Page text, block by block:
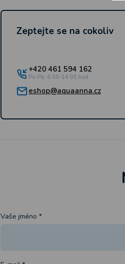
Zeptejte se na cokoliv
+420 461 594 162
Po-Pá: 6:00-14:00 hod
eshop@aquaanna.cz
Vaše jméno *